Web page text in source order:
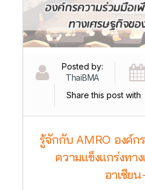
Posted by:
ThaiBMA
Share this post with
รู้จักกับ AMRO องค์ก
ความแข็งแกร่งทา
อาเซีย